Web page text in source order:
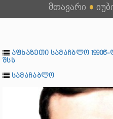
მთავარი ●
აფხაზეთი სამაჩბლო
შსს
სამაჩაბლო